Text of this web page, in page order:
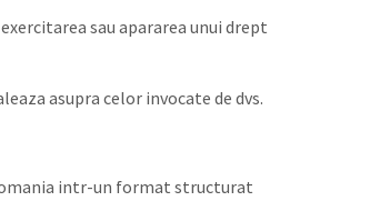
sau apararea unui drept
asupra celor invocate de dvs.
intr-un format structurat